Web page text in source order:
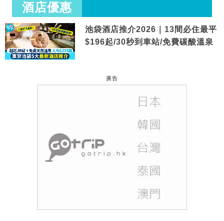
酒店優惠
池袋酒店推介2026｜13間必住最平
$196起/30秒到車站/免費碳酸溫泉
廣告